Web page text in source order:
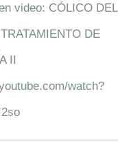
video: CÓLICO DEL
DE
II
watch?